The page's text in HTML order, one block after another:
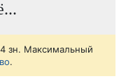
зн. Максимальный
.